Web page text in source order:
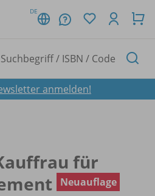
DE
anmelden!
für
Neuauflage